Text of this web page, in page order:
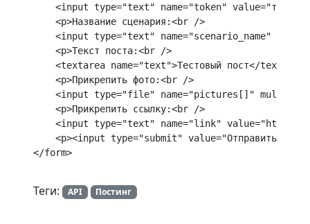
<input type="text" name="token"
    <p>Название сценария:<br />
<input type="text" name="scenario_name"
    <p>Текст поста:<br />
<textarea name="text">Тестовый пост</
    <p>Прикрепить фото:<br />
<input type="file" name="pictures[]"
    <p>Прикрепить ссылку:<br />
<input type="text" name="link"
    <p><input type="submit" value="Отправить"></p>
</form>
Теги: API Постинг